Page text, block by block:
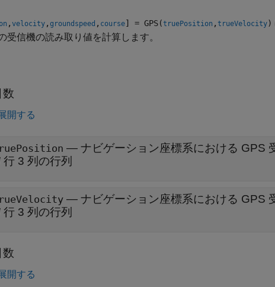
, velocity , groundspeed , course] = GPS(truePosition , trueVelocity)
受信機の読み取り値を計算します。
数
開する
— ナビゲーション座標系における GPS
行 3 列の行列
— ナビゲーション座標系における GPS
行 3 列の行列
数
開する